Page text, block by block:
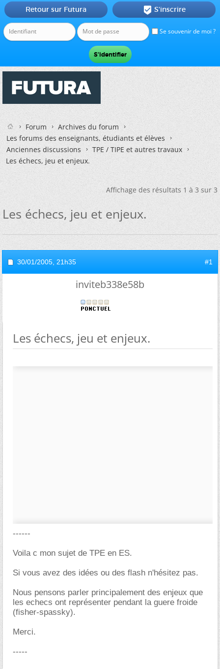
Se souvenir de moi ?
Retour sur Futura  S'inscrire
Forum
Archives du forum
Les forums des enseignants, étudiants et élèves
Anciennes discussions
TPE / TIPE et autres travaux
Les échecs, jeu et enjeux.
Affichage des résultats 1 à 3 sur 3
Les échecs, jeu et enjeux.
30/01/2005, 21h35 #1
inviteb338e58b
Les échecs, jeu et enjeux.
------
Voila c mon sujet de TPE en ES.
Si vous avez des idées ou des flash n'hésitez pas.
Nous pensons parler principalement des enjeux que
les echecs ont représenter pendant la guere froide
(fisher-spassky).
Merci.
-----